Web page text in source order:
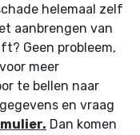
helemaal zelf
aanbrengen van
Geen probleem,
meer
te bellen naar
en vraag
Dan komen